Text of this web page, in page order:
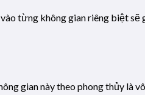
từng không gian riêng biệt
gian này theo phong thủy là